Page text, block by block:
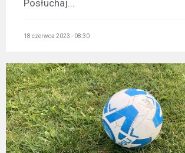
Posłuchaj...
18 czerwca 2023 - 08:30